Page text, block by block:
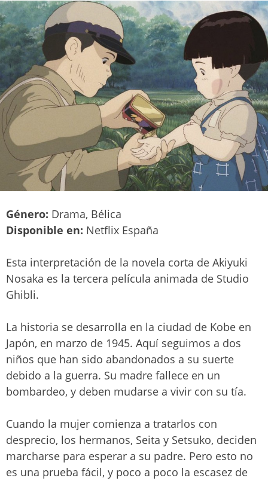
Género: Drama, Bélica
Disponible en: Netflix España
Esta interpretación de la novela corta de Akiyuki
Nosaka es la tercera película animada de Studio
Ghibli.
La historia se desarrolla en la ciudad de Kobe en
Japón, en marzo de 1945. Aquí seguimos a dos
niños que han sido abandonados a su suerte
debido a la guerra. Su madre fallece en un
bombardeo, y deben mudarse a vivir con su tía.
Cuando la mujer comienza a tratarlos con
desprecio, los hermanos, Seita y Setsuko, deciden
marcharse para esperar a su padre. Pero esto no
es una prueba fácil, y poco a poco la escasez de